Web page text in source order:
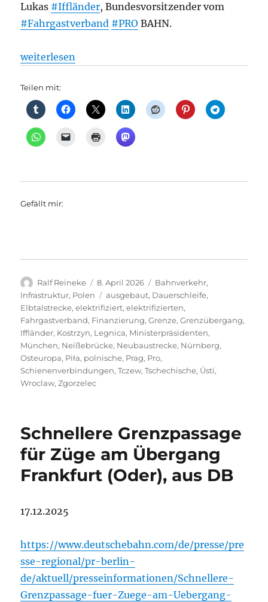
Lukas #Iffländer, Bundesvorsitzender vom
#Fahrgastverband #PRO BAHN.
„Fahrgastverband PRO BAHN fordert bei
weiterlesen
Teilen mit:
Gefällt mir:
Autor
Ralf Reineke
Veröffentlicht
am
8. April 2026 Kategorien
Bahnverkehr,
Infrastruktur, Polen Schlagwörter
ausgebaut, Dauerschleife,
Elbtalstrecke,elektrifiziert,elektrifizierten,
Fahrgastverband, Finanzierung,Grenze,Grenzübergang,
Iffländer, Kostrzyn, Legnica, Ministerpräsidenten,
München, Neißebrücke, Neubaustrecke, Nürnberg,
Osteuropa, Piła, polnische, Prag, Pro,
Schienenverbindungen,Tczew,Tschechische, Ústí,
Wroclaw,Zgorzelec
Schnellere Grenzpassage
für Züge am Übergang
Frankfurt (Oder), aus DB
17.12.2025
https://www.deutschebahn.com/de/presse/pre
sse-regional/pr-berlin-
de/aktuell/presseinformationen/Schnellere-
Grenzpassage-fuer-Zuege-am-Uebergang-